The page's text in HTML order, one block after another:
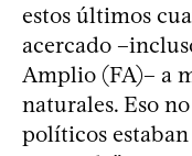
estos últimos
acercado
Amplio (FA)– a
naturales. Eso
políticos estaban